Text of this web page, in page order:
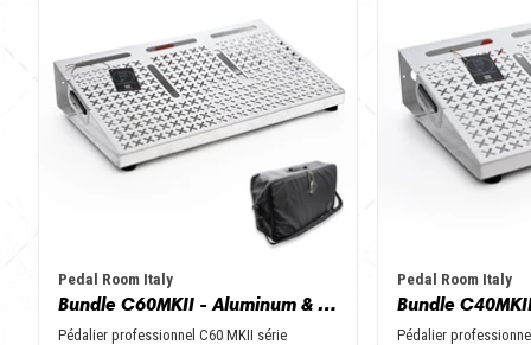
Pedal Room Italy
Bundle C60MKII - Aluminum & Black + NGbag
Pédalier professionnel C60 MKII série
Pedal Room Italy
Pédalier